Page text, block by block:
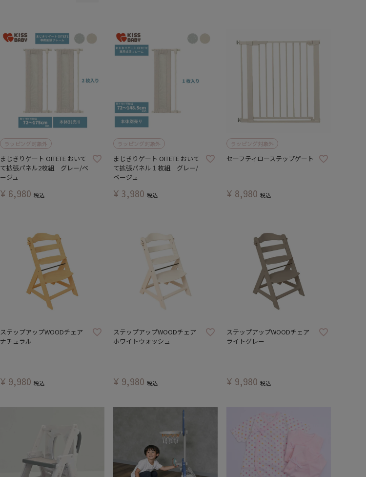
ラッピング対象外
まじきりゲート OITETE おいて
て拡張パネル2枚組 グレー/ベ
ージュ
¥ 6,980 税込
ラッピング対象外
まじきりゲート OITETE おいて
て拡張パネル１枚組 グレー/
ベージュ
¥ 3,980 税込
ラッピング対象外
セーフティローステップゲート
¥ 8,980 税込
ステップアップWOODチェア
ナチュラル
¥ 9,980 税込
ステップアップWOODチェア
ホワイトウォッシュ
¥ 9,980 税込
ステップアップWOODチェア
ライトグレー
¥ 9,980 税込